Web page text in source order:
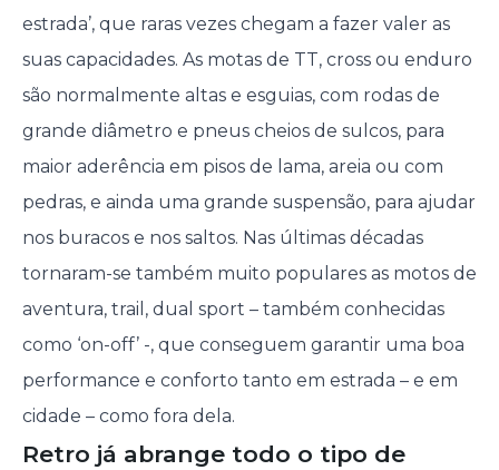
estrada’, que raras vezes chegam a fazer valer as
suas capacidades. As motas de TT, cross ou enduro
são normalmente altas e esguias, com rodas de
grande diâmetro e pneus cheios de sulcos, para
maior aderência em pisos de lama, areia ou com
pedras, e ainda uma grande suspensão, para ajudar
nos buracos e nos saltos. Nas últimas décadas
tornaram-se também muito populares as motos de
aventura, trail, dual sport – também conhecidas
como ‘on-off’ -, que conseguem garantir uma boa
performance e conforto tanto em estrada – e em
cidade – como fora dela.
Retro já abrange todo o tipo de